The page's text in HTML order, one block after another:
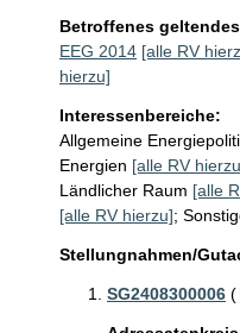
Betroffenes
EEG 2014 [alle RV
hierzu]
Interessenbereiche:
Allgemeine
Energien [alle RV
Ländlicher Raum [alle
[alle RV hierzu];
Stellungnahmen/
SG2408300006 (